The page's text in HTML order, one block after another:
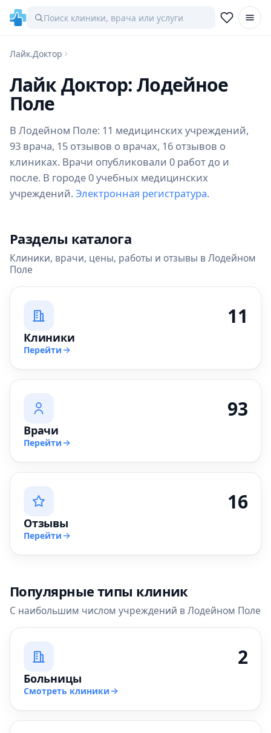
Лайк.Доктор
Лайк Доктор: Лодейное
Поле
В Лодейном Поле: 11 медицинских учреждений,
93 врача, 15 отзывов о врачах, 16 отзывов о
клиниках. Врачи опубликовали 0 работ до и
после. В городе 0 учебных медицинских
учреждений. Электронная регистратура.
Разделы каталога
Клиники, врачи, цены, работы и отзывы в Лодейном
Поле
11
Клиники
Перейти
93
Врачи
Перейти
16
Отзывы
Перейти
Популярные типы клиник
С наибольшим числом учреждений в Лодейном Поле
2
Больницы
Смотреть клиники